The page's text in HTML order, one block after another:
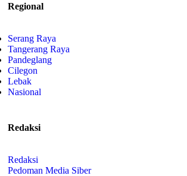
Regional
Serang Raya
Tangerang Raya
Pandeglang
Cilegon
Lebak
Nasional
Redaksi
Redaksi
Pedoman Media Siber